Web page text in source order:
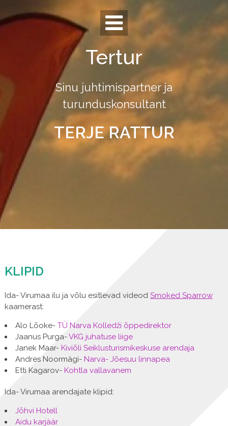
to
content
Tertur
Sinu juhtimispartner ja
turunduskonsultant
TERJE RATTUR
KLIPID
Ida- Virumaa ilu ja võlu esitlevad videod Smoked Sparrow
kaamerast:
Alo Lõoke- TÜ Narva Kolledži õppedirektor
Jaanus Purga-VKG juhatuse liige
Janek Maar- Kiviõli Seiklusturismikeskuse arendaja
Andres Noormägi- Narva- Jõesuu linnapea
Etti Kagarov- Kohtla vallavanem
Ida- Virumaa arendajate klipid:
Jõhvi Hotell
Aidu karjäär